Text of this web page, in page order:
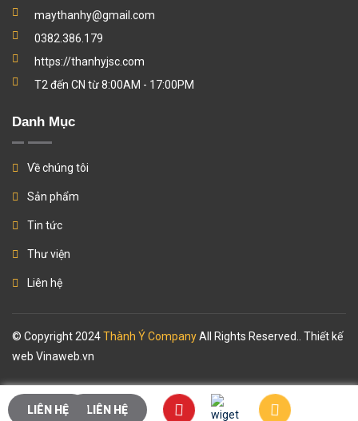
maythanhy@gmail.com
0382.386.179
https://thanhyjsc.com
T2 đến CN từ 8:00AM - 17:00PM
Danh Mục
Về chúng tôi
Sản phẩm
Tin tức
Thư viện
Liên hệ
© Copyright 2024Thành Ý CompanyAll Rights Reserved.. Thiết kế
web Vinaweb.vn
LIÊN HỆ
LIÊN HỆ